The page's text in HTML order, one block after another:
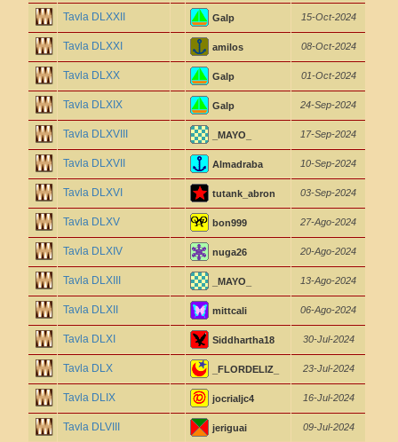
Tavla DLXXII Galp 15-Oct-2024
Tavla DLXXI amilos 08-Oct-2024
Tavla DLXX Galp 01-Oct-2024
Tavla DLXIX Galp 24-Sep-2024
Tavla DLXVIII _MAYO_ 17-Sep-2024
Tavla DLXVII Almadraba 10-Sep-2024
Tavla DLXVI tutank_abron 03-Sep-2024
Tavla DLXV bon999 27-Ago-2024
Tavla DLXIV nuga26 20-Ago-2024
Tavla DLXIII _MAYO_ 13-Ago-2024
Tavla DLXII mittcali 06-Ago-2024
Tavla DLXI Siddhartha18 30-Jul-2024
Tavla DLX _FLORDELIZ_ 23-Jul-2024
Tavla DLIX jocrialjc4 16-Jul-2024
Tavla DLVIII jeriguai 09-Jul-2024